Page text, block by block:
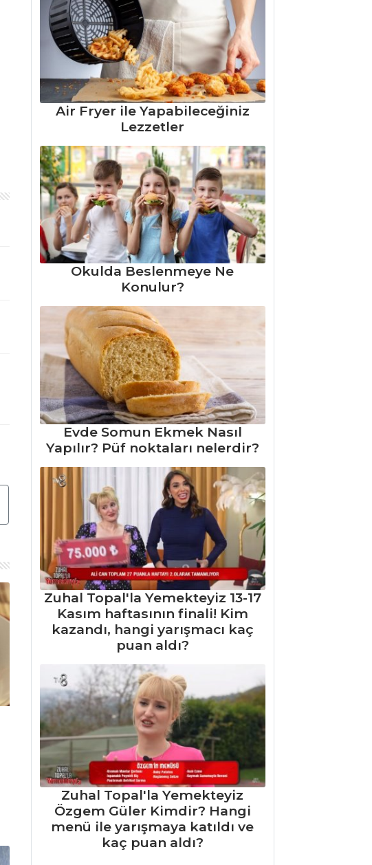
Air Fryer ile Yapabileceğiniz
Lezzetler
Okulda Beslenmeye Ne
Konulur?
Evde Somun Ekmek Nasıl
Yapılır? Püf noktaları nelerdir?
Zuhal Topal'la Yemekteyiz 13-17
Kasım haftasının finali! Kim
kazandı, hangi yarışmacı kaç
puan aldı?
Zuhal Topal'la Yemekteyiz
Özgem Güler Kimdir? Hangi
menü ile yarışmaya katıldı ve
kaç puan aldı?